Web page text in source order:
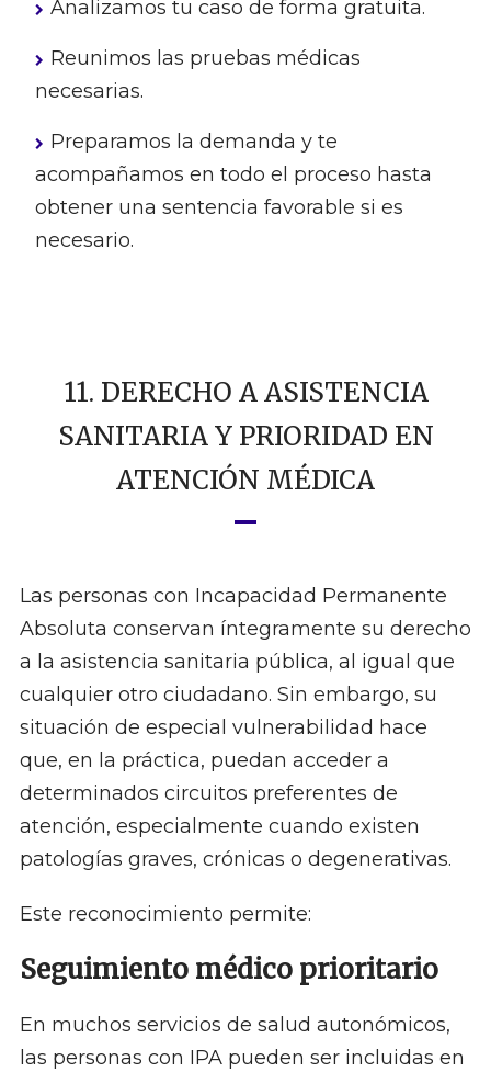
Analizamos tu caso de forma gratuita.
Reunimos las pruebas médicas
necesarias.
Preparamos la demanda y te
acompañamos en todo el proceso hasta
obtener una sentencia favorable si es
necesario.
11. DERECHO A ASISTENCIA
SANITARIA Y PRIORIDAD EN
ATENCIÓN MÉDICA
Las personas con Incapacidad Permanente
Absoluta conservan íntegramente su derecho
a la asistencia sanitaria pública, al igual que
cualquier otro ciudadano. Sin embargo, su
situación de especial vulnerabilidad hace
que, en la práctica, puedan acceder a
determinados circuitos preferentes de
atención, especialmente cuando existen
patologías graves, crónicas o degenerativas.
Este reconocimiento permite:
Seguimiento médico prioritario
En muchos servicios de salud autonómicos,
las personas con IPA pueden ser incluidas en